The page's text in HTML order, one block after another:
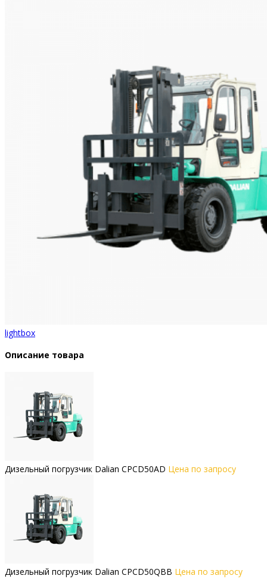
lightbox
Описание товара
Дизельный погрузчик Dalian CPCD50AD Цена по запросу
Дизельный погрузчик Dalian CPCD50QBB Цена по запросу